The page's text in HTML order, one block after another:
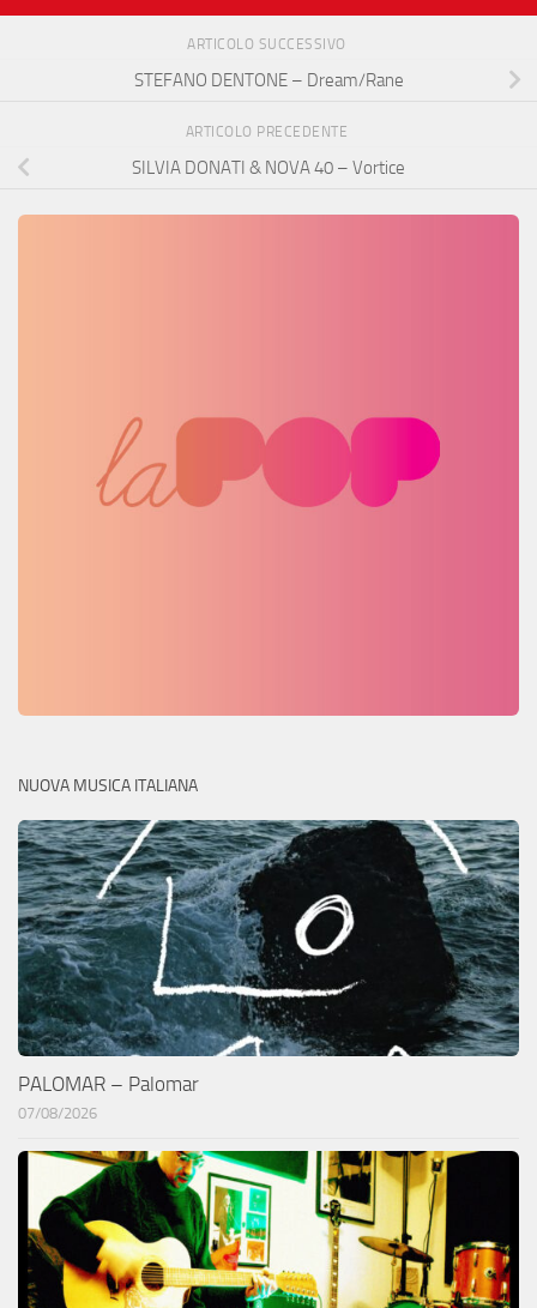
ARTICOLO SUCCESSIVO
STEFANO DENTONE – Dream/Rane
ARTICOLO PRECEDENTE
SILVIA DONATI & NOVA 40 – Vortice
NUOVA MUSICA ITALIANA
PALOMAR – Palomar
07/08/2026